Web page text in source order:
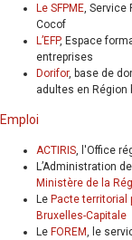
Le SFPME ,
Cocof
L’EFP, Espace
entreprises
Dorifor, base de
adultes en Région
Emploi
ACTIRIS , l'Office
L’Administration de
Ministère de la
Le Pacte territorial
Bruxelles-Capitale
Le FOREM , le